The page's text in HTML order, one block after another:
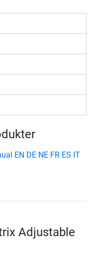
EN DE NE FR ES IT
Adjustable